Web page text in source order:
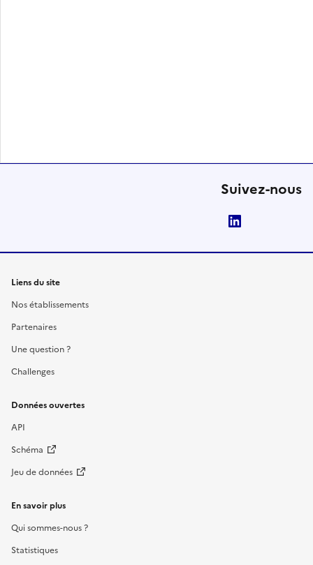
Suivez-nous
Liens du site
Nos établissements
Partenaires
Une question ?
Challenges
Données ouvertes
API
Schéma
Jeu de données
En savoir plus
Qui sommes-nous ?
Statistiques